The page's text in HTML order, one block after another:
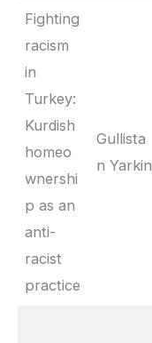
Fighting
racism
in
Turkey:
Kurdish
homeo
wnershi
p as an
anti-
racist
practice
Gullista
n Yarkin